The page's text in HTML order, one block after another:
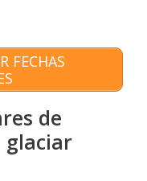
FECHAS
de
glaciar